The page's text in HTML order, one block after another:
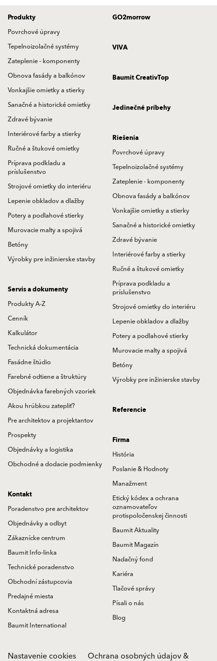
Produkty
Povrchové úpravy
Tepelnoizolačné systémy
Zateplenie - komponenty
Obnova fasády a balkónov
Vonkajšie omietky a stierky
Sanačné a historické omietky
Zdravé bývanie
Interiérové farby a stierky
Ručné a štukové omietky
Príprava podkladu a
príslušenstvo
Strojové omietky do interiéru
Lepenie obkladov a dlažby
Potery a podlahové stierky
Murovacie malty a spojivá
Betóny
Výrobky pre inžinierske stavby
GO2morrow
VIVA
Baumit CreativTop
Jedinečné príbehy
Riešenia
Povrchové úpravy
Tepelnoizolačné systémy
Zateplenie - komponenty
Obnova fasády a balkónov
Vonkajšie omietky a stierky
Sanačné a historické omietky
Zdravé bývanie
Interiérové farby a stierky
Ručné a štukové omietky
Príprava podkladu a
príslušenstvo
Strojové omietky do interiéru
Lepenie obkladov a dlažby
Potery a podlahové stierky
Murovacie malty a spojivá
Betóny
Výrobky pre inžinierske stavby
Servis a dokumenty
Produkty A-Z
Cenník
Kalkulátor
Technická dokumentácia
Fasádne štúdio
Farebné odtiene a štruktúry
Objednávka farebných vzoriek
Akou hrúbkou zatepliť?
Pre architektov a projektantov
Prospekty
Objednávky a logistika
Obchodné a dodacie podmienky
Referencie
Firma
História
Poslanie & Hodnoty
Manažment
Etický kódex a ochrana
oznamovateľov
protispoločenskej činnosti
Baumit Aktuality
Baumit Magazín
Nadačný fond
Kariéra
Tlačové správy
Písali o nás
Blog
Kontakt
Poradenstvo pre architektov
Objednávky a odbyt
Zákaznícke centrum
Baumit Info-linka
Technické poradenstvo
Obchodní zástupcovia
Predajné miesta
Kontaktná adresa
Baumit International
Nastavenie cookies Ochrana osobných údajov &